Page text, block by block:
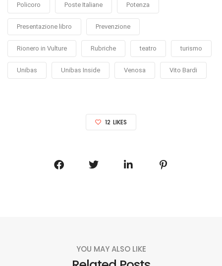
Policoro Poste Italiane Potenza
Presentazione libro Prevenzione
Rionero in Vulture Rubriche teatro turismo
Unibas Unibas Inside Venosa Vito Bardi
12 LIKES
YOU MAY ALSO LIKE